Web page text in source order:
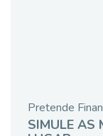
Pretende
SIMULE AS